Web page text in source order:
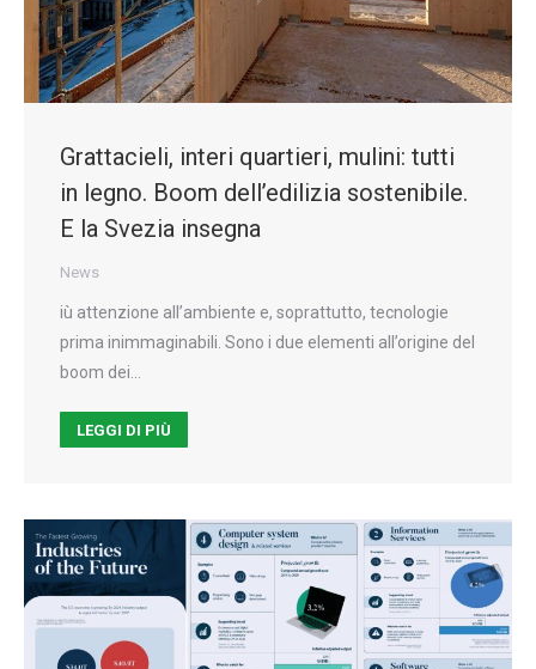
Grattacieli, interi quartieri, mulini: tutti
in legno. Boom dell’edilizia sostenibile.
E la Svezia insegna
News
iù attenzione all’ambiente e, soprattutto, tecnologie
prima inimmaginabili. Sono i due elementi all’origine del
boom dei…
LEGGI DI PIÙ